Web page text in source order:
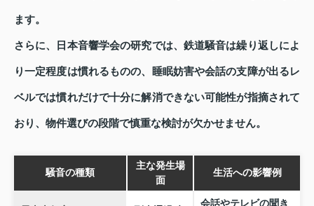
ます。
さらに、日本音響学会の研究では、鉄道騒音は繰り返しによ
り一定程度は慣れるものの、睡眠妨害や会話の支障が出るレ
ベルでは慣れだけで十分に解消できない可能性が指摘されて
おり、物件選びの段階で慎重な検討が欠かせません。
騒音の種類
主な発生場
面
生活への影響例
会話やテレビの聞き